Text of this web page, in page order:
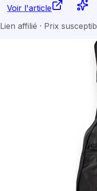
Voir l'article
Lien affilié · Prix